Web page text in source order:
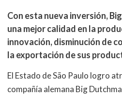
Con esta nueva inversión,
una mejor calidad en la
innovación, disminución de
la exportación de sus
El Estado de São Paulo logro
compañía alemana Big